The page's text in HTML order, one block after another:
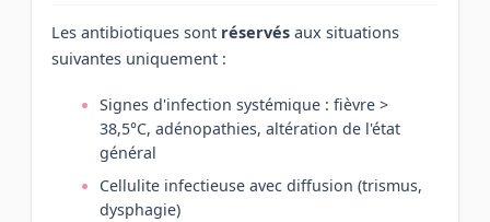
Les antibiotiques sont réservés aux situations
suivantes uniquement :
Signes d'infection systémique : fièvre >
38,5°C, adénopathies, altération de l'état
général
Cellulite infectieuse avec diffusion (trismus,
dysphagie)